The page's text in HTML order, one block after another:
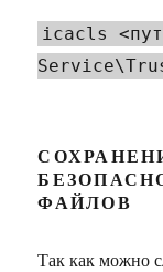
icacls
ФАЙЛОВ
Так как можно